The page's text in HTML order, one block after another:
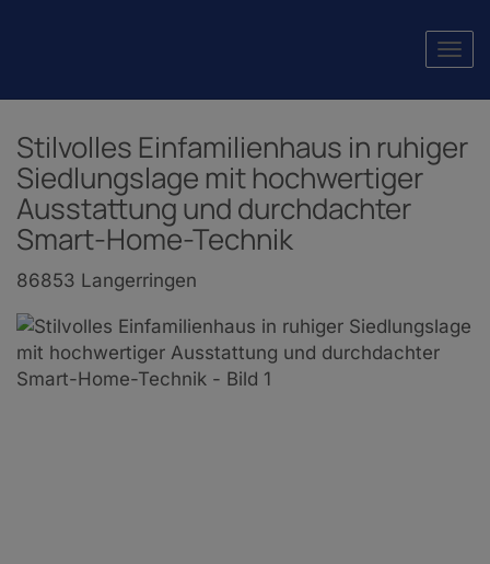
Stilvolles Einfamilienhaus in ruhiger
Siedlungslage mit hochwertiger
Ausstattung und durchdachter
Smart-Home-Technik
86853 Langerringen